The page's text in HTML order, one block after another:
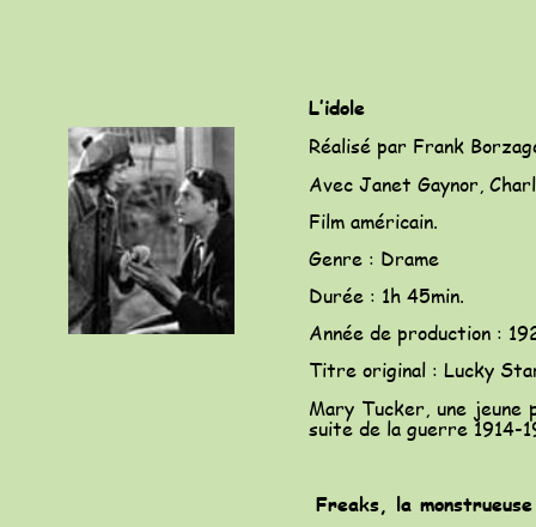
Freaks, la
L’idole
Réalisé par Frank
Avec Janet Gaynor,
Film américain.
Genre : Drame
Durée : 1h 45min.
Année de production :
Titre original : Lucky
Mary Tucker, une jeune
suite de la guerre 1914-